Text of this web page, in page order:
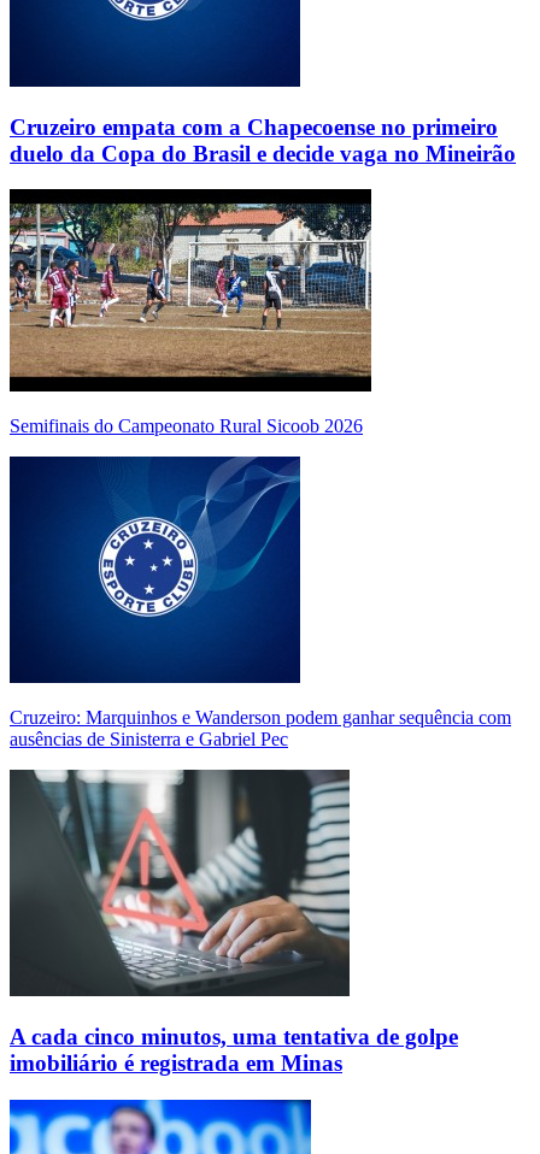
Cruzeiro empata com a Chapecoense no primeiro
duelo da Copa do Brasil e decide vaga no Mineirão
Semifinais do Campeonato Rural Sicoob 2026
Cruzeiro: Marquinhos e Wanderson podem ganhar sequência com
ausências de Sinisterra e Gabriel Pec
A cada cinco minutos, uma tentativa de golpe
imobiliário é registrada em Minas